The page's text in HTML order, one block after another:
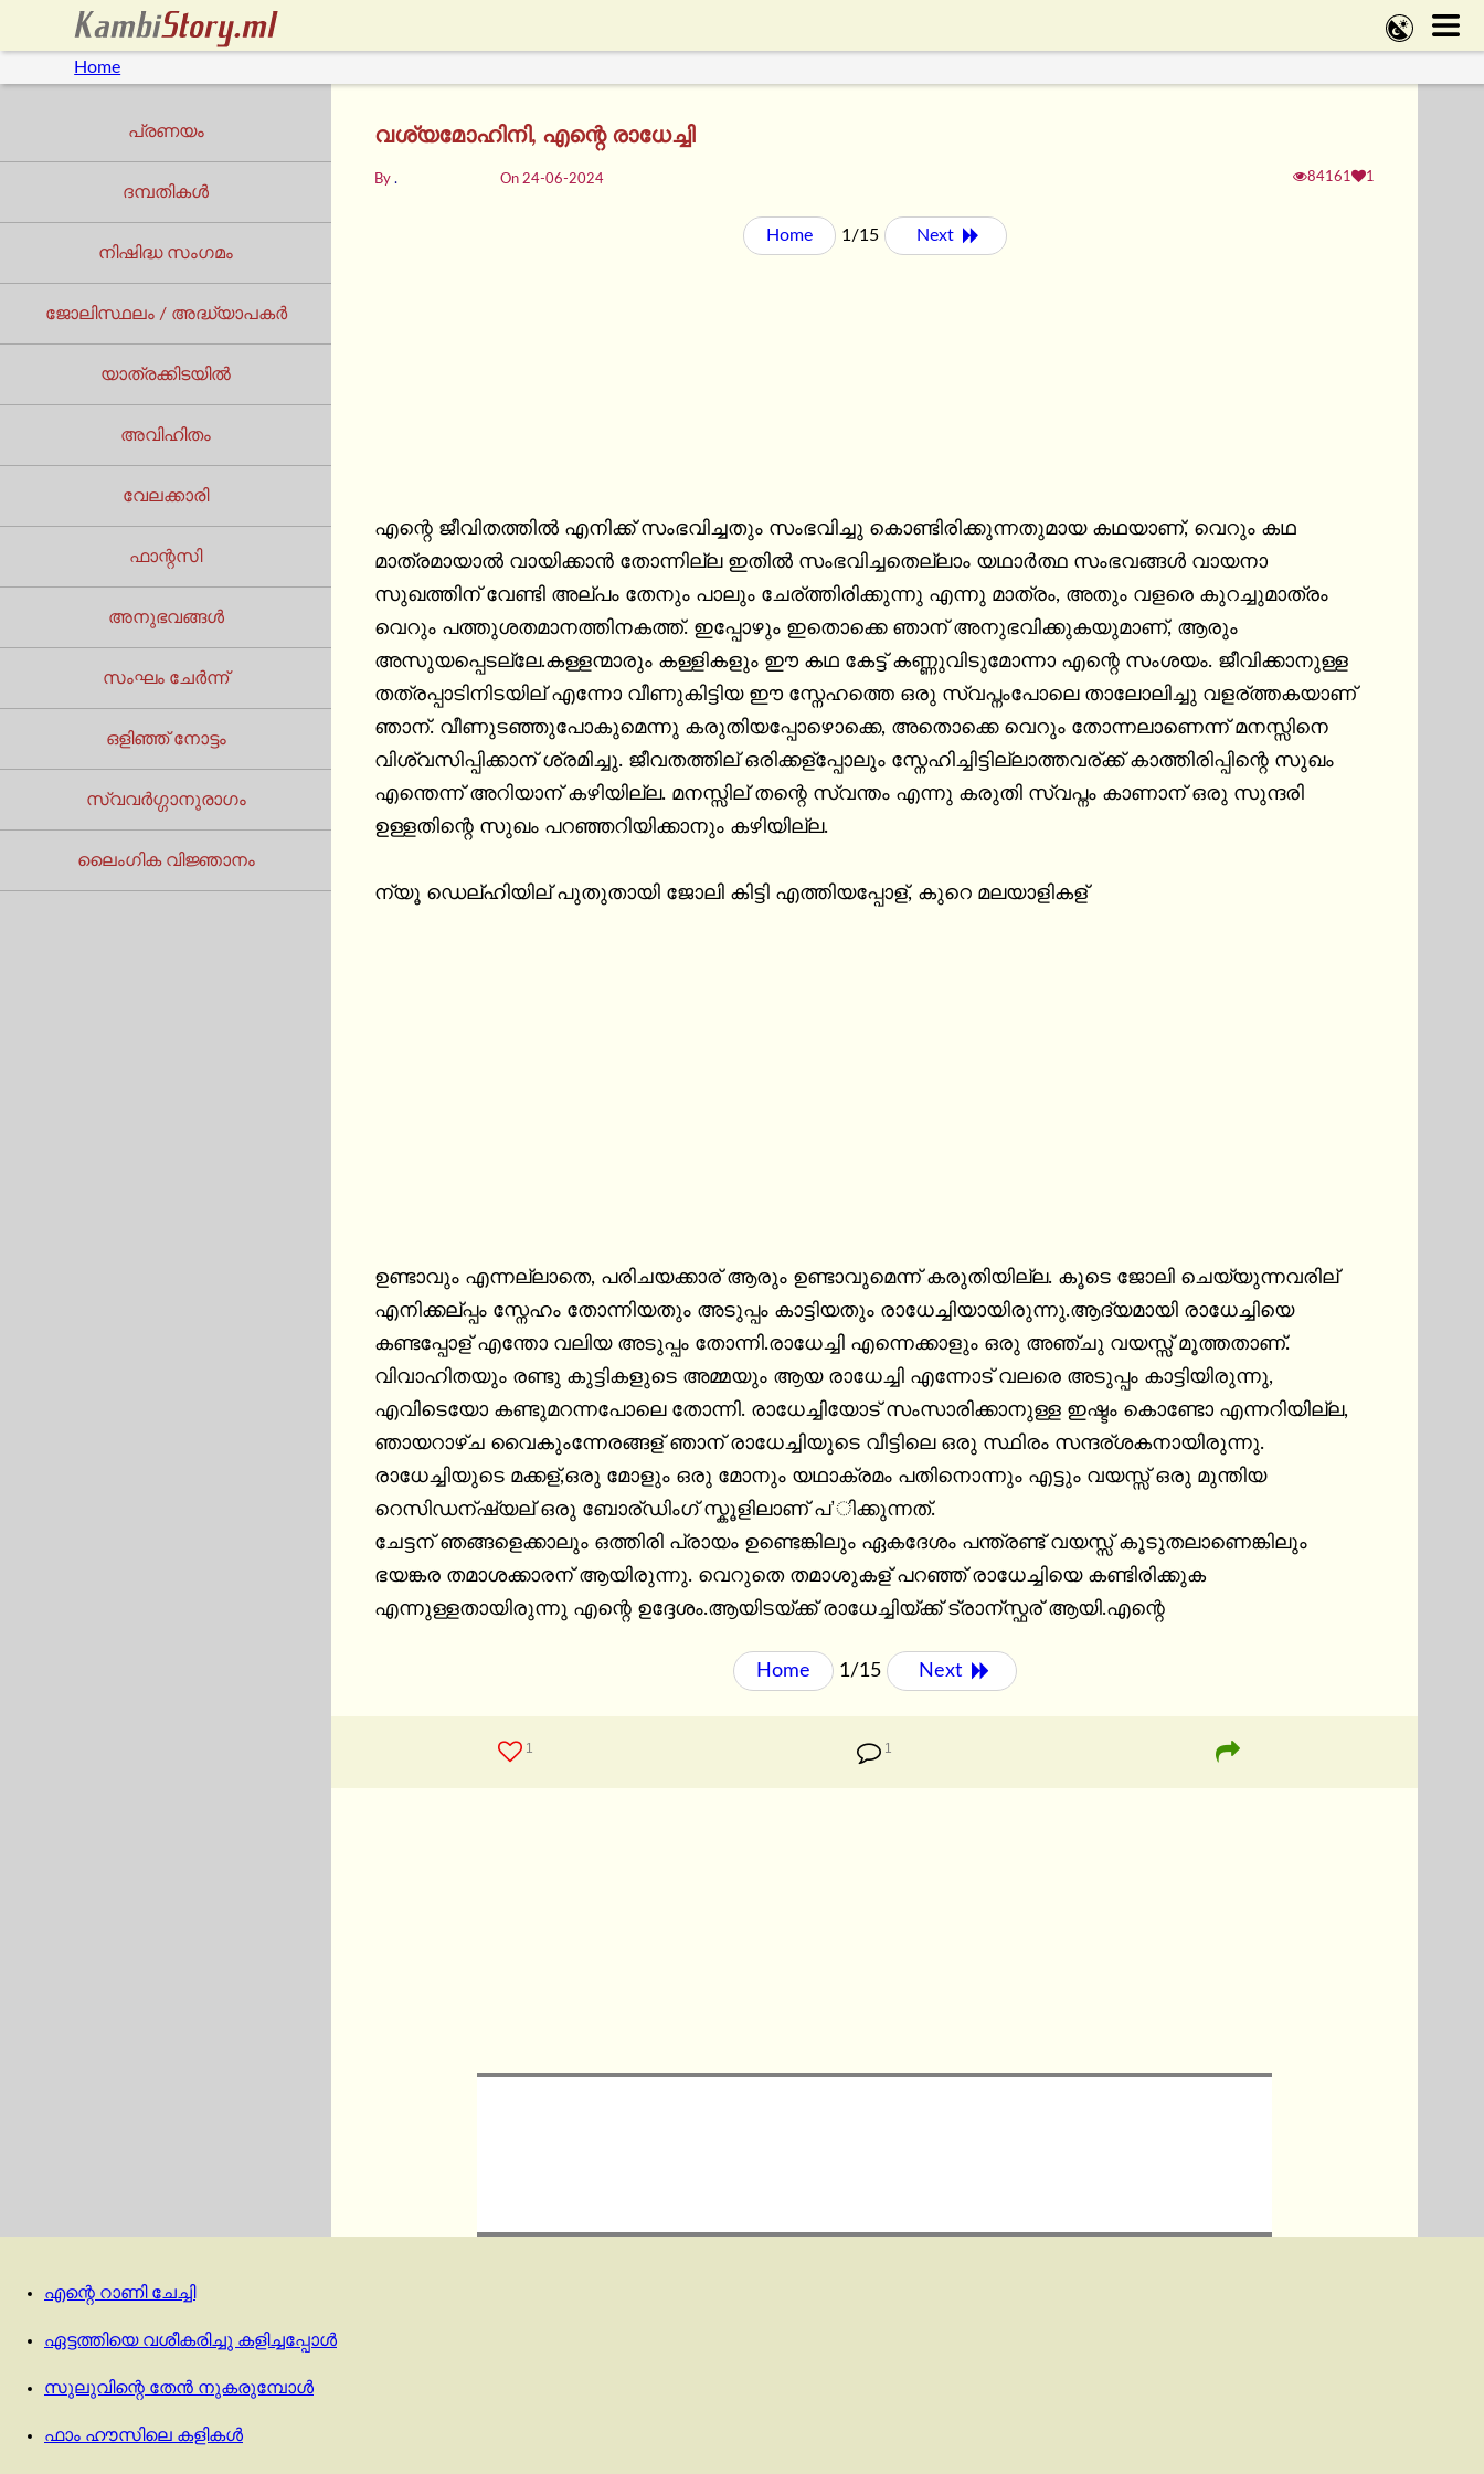
Home
പ്രണയം
ദമ്പതികൾ
നിഷിദ്ധ സംഗമം
ജോലിസ്ഥലം / അദ്ധ്യാപകർ
യാത്രക്കിടയില്‍
അവിഹിതം
വേലക്കാരി
ഫാന്റസി
അനുഭവങ്ങൾ
സംഘം ചേർന്ന്
ഒളിഞ്ഞ് നോട്ടം
സ്വവർഗ്ഗാനുരാഗം
ലൈംഗിക വിജ്ഞാനം
വശ്യമോഹിനി, എന്റെ രാധേച്ചി
By. On 24-06-2024 84161 1
Home 1/15 Next
എന്റെ ജീവിതത്തില്‍ എനിക്ക് സംഭവിച്ചതും സംഭവിച്ചു കൊണ്ടിരിക്കുന്നതുമായ കഥയാണ്, വെറും കഥ
മാത്രമായാല്‍ വായിക്കാന്‍ തോന്നില്ല ഇതില്‍ സംഭവിച്ചതെല്ലാം യഥാര്‍ത്ഥ സംഭവങ്ങള്‍ വായനാ
സുഖത്തിന് വേണ്ടി അല്പം തേനും പാലും ചേര്ത്തിരിക്കുന്നു എന്നു മാത്രം, അതും വളരെ കുറച്ചുമാത്രം
വെറും പത്തുശതമാനത്തിനകത്ത്. ഇപ്പോഴും ഇതൊക്കെ ഞാന് അനുഭവിക്കുകയുമാണ്, ആരും
അസുയപ്പെടല്ലേ.കള്ളന്മാരും കള്ളികളും ഈ കഥ കേട്ട് കണ്ണുവിടുമോന്നാ എന്റെ സംശയം. ജീവിക്കാനുള്ള
തത്രപ്പാടിനിടയില് എന്നോ വീണുകിട്ടിയ ഈ സ്നേഹത്തെ ഒരു സ്വപ്നംപോലെ താലോലിച്ചു വളര്ത്തകയാണ്
ഞാന്. വീണുടഞ്ഞുപോകുമെന്നു കരുതിയപ്പോഴൊക്കെ, അതൊക്കെ വെറും തോന്നലാണെന്ന് മനസ്സിനെ
വിശ്വസിപ്പിക്കാന് ശ്രമിച്ചു. ജീവതത്തില് ഒരിക്കള്പ്പോലും സ്നേഹിച്ചിട്ടില്ലാത്തവര്ക്ക് കാത്തിരിപ്പിന്റെ സുഖം
എന്തെന്ന് അറിയാന് കഴിയില്ല. മനസ്സില് തന്റെ സ്വന്തം എന്നു കരുതി സ്വപ്നം കാണാന് ഒരു സുന്ദരി
ഉള്ളതിന്റെ സുഖം പറഞ്ഞറിയിക്കാനും കഴിയില്ല.
ന്യൂ ഡെല്ഹിയില് പുതുതായി ജോലി കിട്ടി എത്തിയപ്പോള്, കുറെ മലയാളികള്
ഉണ്ടാവും എന്നല്ലാതെ, പരിചയക്കാര് ആരും ഉണ്ടാവുമെന്ന് കരുതിയില്ല. കൂടെ ജോലി ചെയ്യുന്നവരില്
എനിക്കല്പ്പം സ്നേഹം തോന്നിയതും അടുപ്പം കാട്ടിയതും രാധേച്ചിയായിരുന്നു.ആദ്യമായി രാധേച്ചിയെ
കണ്ടപ്പോള് എന്തോ വലിയ അടുപ്പം തോന്നി.രാധേച്ചി എന്നെക്കാളും ഒരു അഞ്ചു വയസ്സ് മൂത്തതാണ്.
വിവാഹിതയും രണ്ടു കുട്ടികളുടെ അമ്മയും ആയ രാധേച്ചി എന്നോട് വലരെ അടുപ്പം കാട്ടിയിരുന്നു,
എവിടെയോ കണ്ടുമറന്നപോലെ തോന്നി. രാധേച്ചിയോട് സംസാരിക്കാനുള്ള ഇഷ്ടം കൊണ്ടോ എന്നറിയില്ല,
ഞായറാഴ്ച വൈകുംന്നേരങ്ങള് ഞാന് രാധേച്ചിയുടെ വീട്ടിലെ ഒരു സ്ഥിരം സന്ദര്ശകനായിരുന്നു.
രാധേച്ചിയുടെ മക്കള്,ഒരു മോളും ഒരു മോനും യഥാക്രമം പതിനൊന്നും എട്ടും വയസ്സ് ഒരു മുന്തിയ
റെസിഡന്ഷ്യല് ഒരു ബോര്ഡിംഗ് സ്കൂളിലാണ് പ’ിക്കുന്നത്.
ചേട്ടന് ഞങ്ങളെക്കാലും ഒത്തിരി പ്രായം ഉണ്ടെങ്കിലും ഏകദേശം പന്ത്രണ്ട് വയസ്സ് കൂടുതലാണെങ്കിലും
ഭയങ്കര തമാശക്കാരന് ആയിരുന്നു. വെറുതെ തമാശുകള് പറഞ്ഞ് രാധേച്ചിയെ കണ്ടിരിക്കുക
എന്നുള്ളതായിരുന്നു എന്റെ ഉദ്ദേശം.ആയിടയ്ക്ക് രാധേച്ചിയ്ക്ക് ട്രാന്സ്ഫര് ആയി.എന്റെ
Home 1/15 Next
1 1
എന്റെ റാണി ചേച്ചി
ഏട്ടത്തിയെ വശീകരിച്ചു കളിച്ചപ്പോൾ
സുലുവിന്റെ തേൻ നുകരുമ്പോൾ
ഫാം ഹൗസിലെ കളികൾ